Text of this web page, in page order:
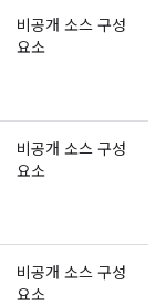
비공개 소스 구성
요소
비공개 소스 구성
요소
비공개 소스 구성
요소